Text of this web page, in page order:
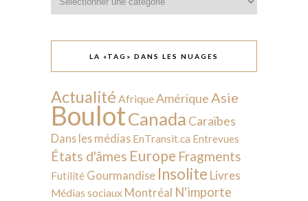
LA «TAG» DANS LES NUAGES
Actualité AfriqueAmérique Asie
BoulotCanada Caraïbes
Dans les médias EnTransit.ca Entrevues
États d'âmes Europe Fragments
Futilité Gourmandise Insolite Livres
Médias sociaux Montréal N'importe